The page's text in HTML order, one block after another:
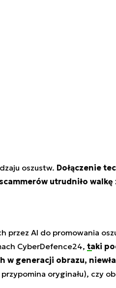
oszustw. Dołączenie
utrudniło walkę
AI do promowania
CyberDefence24, taki
w generacji obrazu,
oryginału), czy